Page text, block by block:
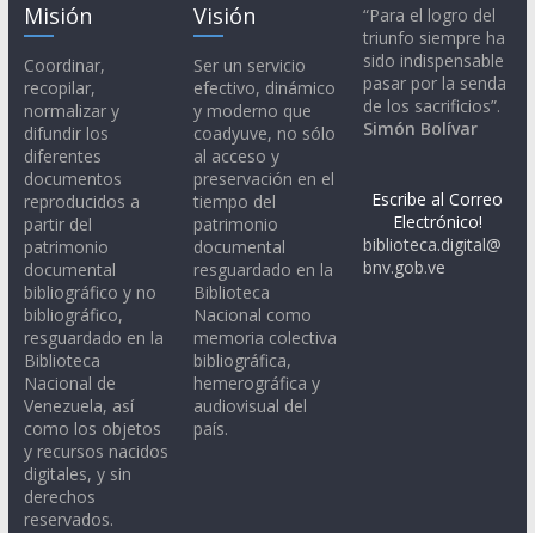
Misión
Coordinar,
recopilar,
normalizar y
difundir los
diferentes
documentos
reproducidos a
partir del
patrimonio
documental
bibliográfico y no
bibliográfico,
resguardado en la
Biblioteca
Nacional de
Venezuela, así
como los objetos
y recursos nacidos
digitales, y sin
derechos
reservados.
Visión
Ser un servicio
efectivo, dinámico
y moderno que
coadyuve, no sólo
al acceso y
preservación en el
tiempo del
patrimonio
documental
resguardado en la
Biblioteca
Nacional como
memoria colectiva
bibliográfica,
hemerográfica y
audiovisual del
país.
“Para el logro del
triunfo siempre ha
sido indispensable
pasar por la senda
de los sacrificios”.
Simón Bolívar
Escribe al Correo
Electrónico!
biblioteca.digital@
bnv.gob.ve